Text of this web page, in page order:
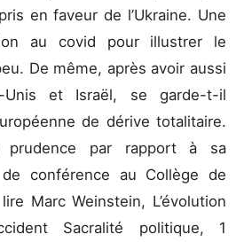
en faveur de l’Ukraine. Une
au covid pour illustrer le
De même, après avoir aussi
Unis et Israël, se garde-t-il
de dérive totalitaire.
prudence par rapport à sa
conférence au Collège de
Marc Weinstein, L’évolution
Sacralité politique, 1